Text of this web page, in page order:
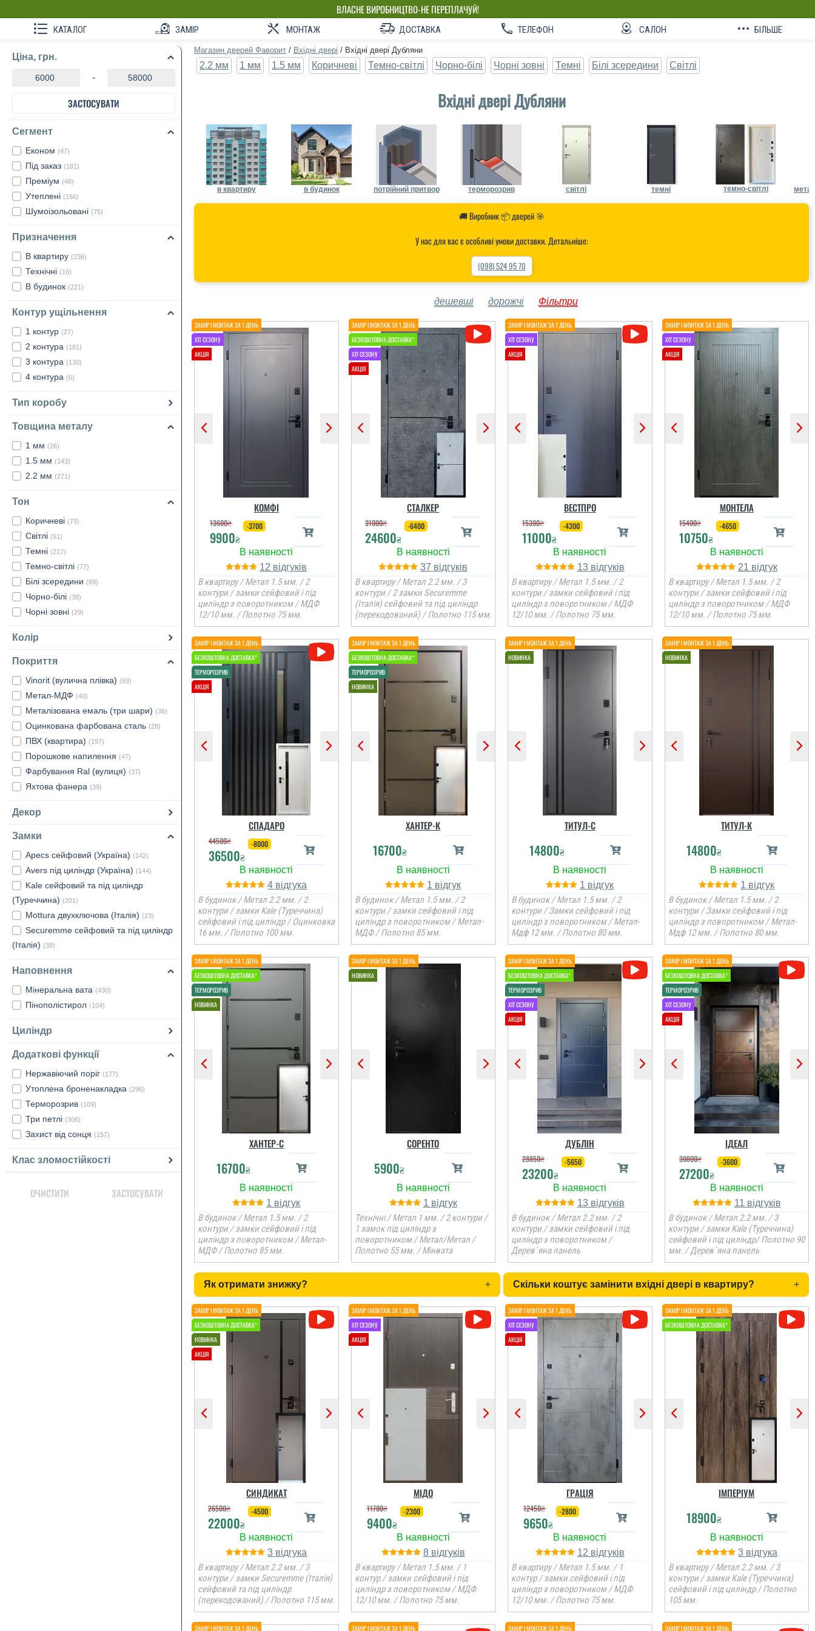
ВЛАСНЕ ВИРОБНИЦТВО-НЕ ПЕРЕПЛАЧУЙ!
КАТАЛОГ ЗАМІР МОНТАЖ ДОСТАВКА ТЕЛЕФОН САЛОН БІЛЬШЕ
Ціна, грн.
-
ЗАСТОСУВАТИ
Сегмент
Економ (47)
Під заказ (181)
Преміум (48)
Утеплені (166)
Шумоізольовані (75)
Призначення
В квартиру (236)
Технічні (16)
В будинок (221)
Контур ущільнення
1 контур (27)
2 контура (181)
3 контура (130)
4 контура (6)
Тип коробу
Товщина металу
1 мм (26)
1.5 мм (143)
2.2 мм (271)
Тон
Коричневі (73)
Світлі (51)
Темні (217)
Темно-світлі (77)
Білі зсередини (89)
Чорно-білі (38)
Чорні зовні (29)
Колір
Покриття
Vinorit (вулична плівка) (69)
Метал-МДФ (40)
Металізована емаль (три шари) (36)
Оцинкована фарбована сталь (28)
ПВХ (квартира) (197)
Порошкове напилення (47)
Фарбування Ral (вулиця) (37)
Яхтова фанера (39)
Декор
Замки
Apecs сейфовий (Україна) (142)
Avers під циліндр (Україна) (144)
Kale сейфовий та під циліндр
(Туреччина) (201)
Mottura двухключова (Італія) (23)
Securemme сейфовий та під циліндр
(Італія) (38)
Наповнення
Мінеральна вата (430)
Пінополістирол (104)
Циліндр
Додаткові функції
Нержавіючий поріг (177)
Утоплена броненакладка (296)
Терморозрив (109)
Три петлі (306)
Захист від сонця (157)
Клас зломостійкості
ОЧИСТИТИ ЗАСТОСУВАТИ
Магазин дверей Фаворит / Вхідні двері / Вхідні двері Дубляни
2.2 мм 1 мм 1.5 мм Коричневі Темно-світлі Чорно-білі Чорні зовні Темні Білі зсередини Світлі
Вхідні двері Дубляни
в квартиру в будинок потрійний притвор терморозрив світлі темні темно-світлі
🚚 Виробник 📦 дверей 🎯
У нас для вас є особливі умови доставки. Детальніше:
(098) 524 95 70
дешевші дорожчі Фільтри
КОМФІ
13600₴
9900₴
-3700
12
В квартиру / Метал 1.5 мм. / 2
контури / замки сейфовий і під
циліндр з поворотником / МДФ
12/10 мм. / Полотно 75 мм.
СТАЛКЕР
31000₴
24600₴
-6400
37
В квартиру / Метал 2.2 мм. / 3
контури / 2 замки Securemme
(Італія) сейфовий та під циліндр
(перекодований) / Полотно 115 мм.
ВЕСТПРО
15300₴
11000₴
-4300
13
В квартиру / Метал 1.5 мм. / 2
контури / замки сейфовий і під
циліндр з поворотником / МДФ
12/10 мм. / Полотно 75 мм.
МОНТЕЛА
15400₴
10750₴
-4650
21
В квартиру / Метал 1.5 мм. / 2
контури / замки сейфовий і під
циліндр з поворотником / МДФ
12/10 мм. / Полотно 75 мм.
СПАДАРО
44500₴
36500₴
-8000
4
В будинок / Метал 2.2 мм. / 2
контури / замки Kale (Туреччина)
сейфовий і під циліндр / Оцинковка
16 мм. / Полотно 100 мм.
ХАНТЕР-К
16700₴
1
В будинок / Метал 1.5 мм. / 2
контури / замки сейфовий і під
циліндр з поворотником / Метал-
МДФ / Полотно 85 мм.
ТИТУЛ-С
14800₴
1
В будинок / Метал 1.5 мм. / 2
контури / Замки сейфовий і під
циліндр з поворотником / Метал-
Мдф 12 мм. / Полотно 80 мм.
ТИТУЛ-К
14800₴
1
В будинок / Метал 1.5 мм. / 2
контури / Замки сейфовий і під
циліндр з поворотником / Метал-
Мдф 12 мм. / Полотно 80 мм.
ХАНТЕР-С
16700₴
1
В будинок / Метал 1.5 мм. / 2
контури / замки сейфовий і під
циліндр з поворотником / Метал-
МДФ / Полотно 85 мм.
СОРЕНТО
5900₴
1
Технічні / Метал 1 мм. / 2 контури /
1 замок під циліндр з
поворотником / Метал/Метал /
Полотно 55 мм. / Мінвата
ДУБЛІН
28850₴
23200₴
-5650
13
В будинок / Метал 2.2 мм. / 2
контури / замки сейфовий і під
циліндр з поворотником /
Дерев`яна панель
ІДЕАЛ
30800₴
27200₴
-3600
11
В будинок / Метал 2.2 мм. / 3
контури / замки Kale (Туреччина)
сейфовий і під циліндр/ Полотно 90
мм. / Дерев`яна панель
Як отримати знижку? + Скільки коштує замінити вхідні двері в квартиру? +
СИНДИКАТ
26500₴
22000₴
-4500
3
В квартиру / Метал 2.2 мм. / 3
контури / замки Securemme (Італія)
сейфовий та під циліндр
(перекодований) / Полотно 115 мм.
МІДО
11700₴
9400₴
-2300
8
В квартиру / Метал 1.5 мм. / 1
контур / замки сейфовий і під
циліндр з поворотником / МДФ
12/10 мм. / Полотно 75 мм.
ГРАЦІЯ
12450₴
9650₴
-2800
12
В квартиру / Метал 1.5 мм. / 1
контур / замки сейфовий і під
циліндр з поворотником / МДФ
12/10 мм. / Полотно 75 мм.
ІМПЕРІУМ
18900₴
3
В квартиру / Метал 2.2 мм. / 3
контури / замки Kale (Туреччина)
сейфовий і під циліндр / Полотно
105 мм.